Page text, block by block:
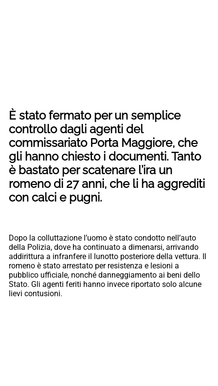
È stato fermato per un semplice
controllo dagli agenti del
commissariato Porta Maggiore, che
gli hanno chiesto i documenti. Tanto
è bastato per scatenare l’ira un
romeno di 27 anni, che li ha aggrediti
con calci e pugni.
Dopo la colluttazione l’uomo è stato condotto nell’auto
della Polizia, dove ha continuato a dimenarsi, arrivando
addirittura a infranfere il lunotto posteriore della vettura. Il
romeno è stato arrestato per resistenza e lesioni a
pubblico ufficiale, nonché danneggiamento ai beni dello
Stato. Gli agenti feriti hanno invece riportato solo alcune
lievi contusioni.